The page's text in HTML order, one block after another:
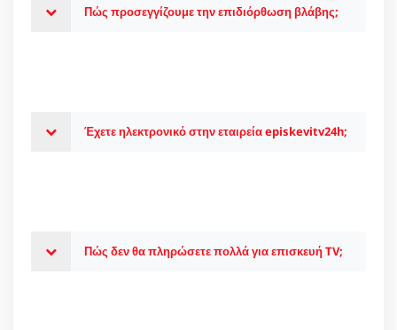
Πώς προσεγγίζουμε την επιδιόρθωση βλάβης;
Έχετε ηλεκτρονικό στην εταιρεία episkevitv24h;
Πώς δεν θα πληρώσετε πολλά για επισκευή TV;